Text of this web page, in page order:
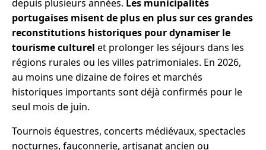
depuis plusieurs années. Les municipalités
portugaises misent de plus en plus sur ces grandes
reconstitutions historiques pour dynamiser le
tourisme culturel et prolonger les séjours dans les
régions rurales ou les villes patrimoniales. En 2026,
au moins une dizaine de foires et marchés
historiques importants sont déjà confirmés pour le
seul mois de juin.
Tournois équestres, concerts médiévaux, spectacles
nocturnes, fauconnerie, artisanat ancien ou